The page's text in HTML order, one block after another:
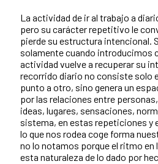
La actividad de ir al trabajo a
pero su carácter repetitivo le
pierde su estructura intencional.
solamente cuando introducimos
actividad vuelve a recuperar su
recorrido diario no consiste solo
punto a otro, sino genera un
por las relaciones entre
ideas, lugares, sensaciones,
sistema, en estas repeticiones y
lo que nos rodea coge forma
no lo notamos porque el ritmo
esta naturaleza de lo dado por